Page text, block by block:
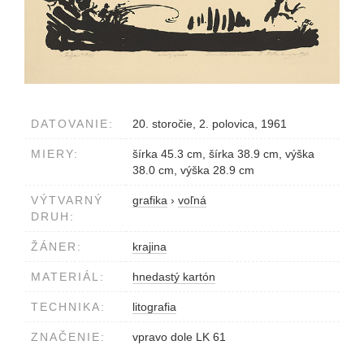
DATOVANIE: 20. storočie, 2. polovica, 1961
MIERY:
šírka 45.3 cm, šírka 38.9 cm, výška
38.0 cm, výška 28.9 cm
VÝTVARNÝ
DRUH:
grafika › voľná
ŽÁNER: krajina
MATERIÁL: hnedastý kartón
TECHNIKA: litografia
ZNAČENIE:
vpravo dole LK 61